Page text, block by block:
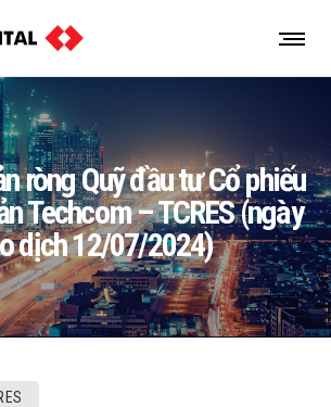
ròng Quỹ đầu tư Cổ phiếu
Techcom – TCRES (ngày
dịch 12/07/2024)